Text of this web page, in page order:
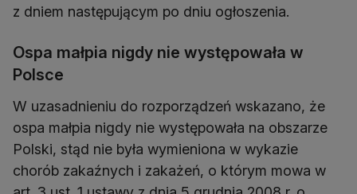
z dniem następującym po dniu ogłoszenia.
Ospa małpia nigdy nie występowała w
Polsce
W uzasadnieniu do rozporządzeń wskazano, że
ospa małpia nigdy nie występowała na obszarze
Polski, stąd nie była wymieniona w wykazie
chorób zakaźnych i zakażeń, o którym mowa w